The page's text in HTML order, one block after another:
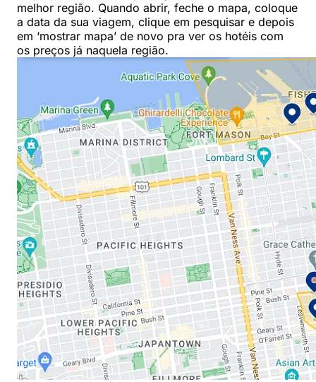
melhor região. Quando abrir, feche o mapa, coloque
a data da sua viagem, clique em pesquisar e depois
em ‘mostrar mapa’ de novo pra ver os hotéis com
os preços já naquela região.